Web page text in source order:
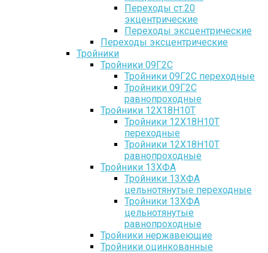
Переходы ст.20
экцентрические
Переходы эксцентрические
Переходы эксцентрические
Тройники
Тройники 09Г2С
Тройники 09Г2С переходные
Тройники 09Г2С
равнопроходные
Тройники 12Х18Н10Т
Тройники 12Х18Н10Т
переходные
Тройники 12Х18Н10Т
равнопроходные
Тройники 13ХФА
Тройники 13ХФА
цельнотянутые переходные
Тройники 13ХФА
цельнотянутые
равнопроходные
Тройники нержавеющие
Тройники оцинкованные